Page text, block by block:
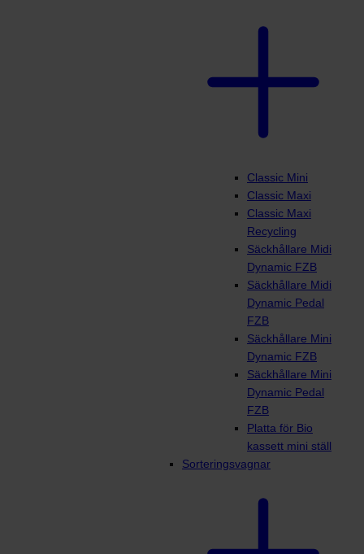
Classic Mini
Classic Maxi
Classic Maxi
Recycling
Säckhållare Midi
Dynamic FZB
Säckhållare Midi
Dynamic Pedal
FZB
Säckhållare Mini
Dynamic FZB
Säckhållare Mini
Dynamic Pedal
FZB
Platta för Bio
kassett mini ställ
Sorteringsvagnar